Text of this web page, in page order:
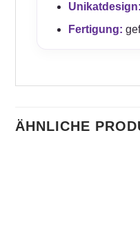
Unikatdesign:
Fertigung:
ÄHNLICHE